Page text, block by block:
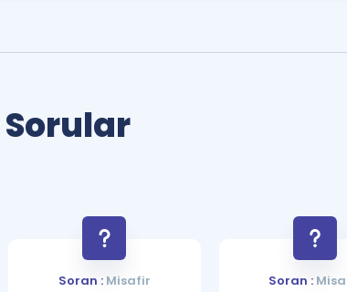
Sorular
Soran :Misafir Soran :